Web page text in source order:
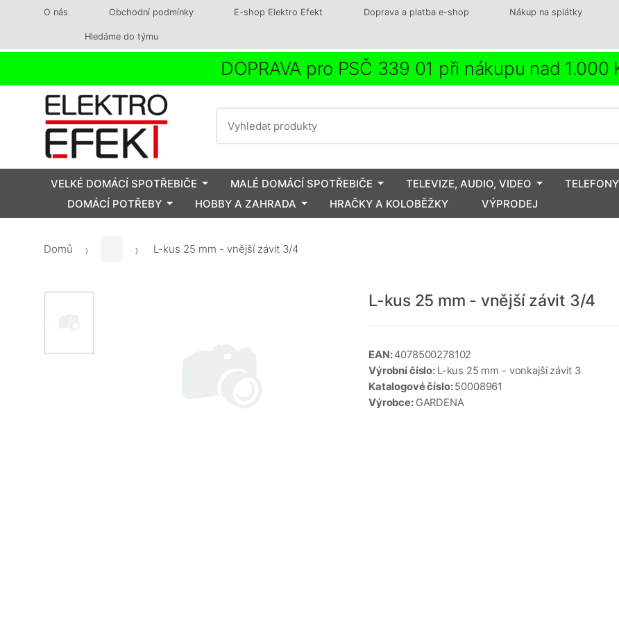
O nás Obchodní podmínky E-shop Elektro Efekt Doprava a platba e-shop Nákup na splátky
Hledáme do týmu
DOPRAVA pro PSČ 339 01 při nákupu nad 1.000
VELKÉ DOMÁCÍ SPOTŘEBIČE MALÉ DOMÁCÍ SPOTŘEBIČE TELEVIZE, AUDIO, VIDEO
DOMÁCÍ POTŘEBY
HOBBY A ZAHRADA HRAČKY A KOLOBĚŽKY VÝPRODEJ
Domů L-kus 25 mm - vnější závit 3/4
L-kus 25 mm - vnější závit 3/4
EAN:4078500278102
Výrobní číslo: L-kus 25 mm - vonkajší závit 3
Katalogové číslo:50008961
Výrobce: GARDENA